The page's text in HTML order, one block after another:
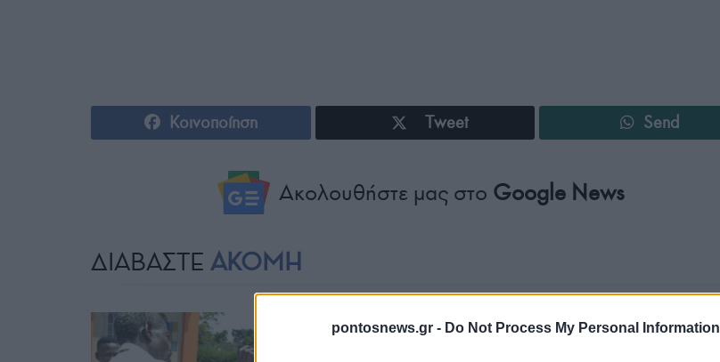
pontosnews.gr - Do Not Process My Personal Information
Κοινοποίηση Tweet Send
Ακολουθήστε μας στο Google News
ΔΙΑΒΑΣΤΕ ΑΚΟΜΗ